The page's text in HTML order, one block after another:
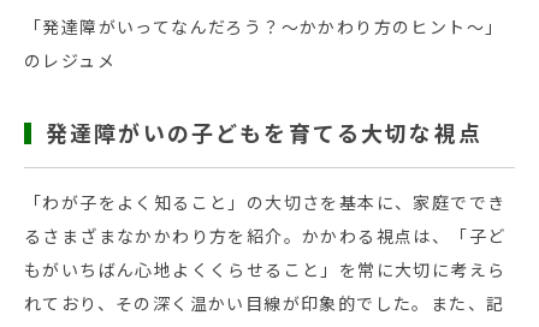
「発達障がいってなんだろう？～かかわり方のヒント～」
のレジュメ
発達障がいの子どもを育てる大切な視点
「わが子をよく知ること」の大切さを基本に、家庭ででき
るさまざまなかかわり方を紹介。かかわる視点は、「子ど
もがいちばん心地よくくらせること」を常に大切に考えら
れており、その深く温かい目線が印象的でした。また、記